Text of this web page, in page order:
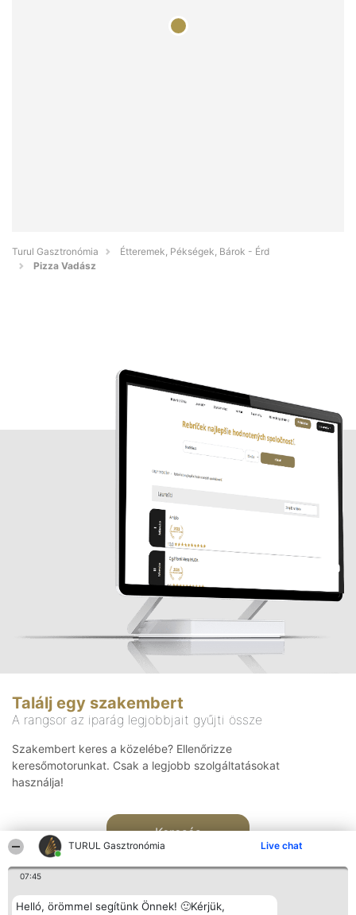
TURUL Gasztronómia Live chat
07:45
Helló, örömmel segítünk Önnek! 🙂Kérjük,
Turul Gasztronómia
Étteremek, Pékségek, Bárok - Érd
Pizza Vadász
Találj egy szakembert
A rangsor az iparág legjobbjait gyűjti össze
Szakembert keres a közelébe? Ellenőrizze
keresőmotorunkat. Csak a legjobb szolgáltatásokat
használja!
Keresés